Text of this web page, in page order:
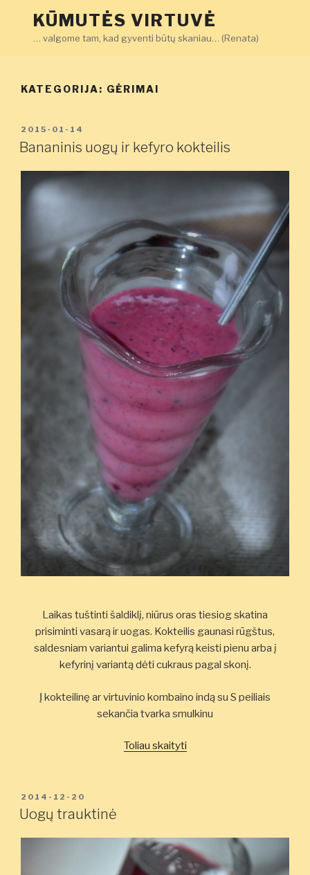
KŪMUTĖS VIRTUVĖ
… valgome tam, kad gyventi būtų skaniau… (Renata)
KATEGORIJA: GĖRIMAI
PASKELBTA
2015-01-14
Bananinis uogų ir kefyro kokteilis
Laikas tuštinti šaldiklį, niūrus oras tiesiog skatina
prisiminti vasarą ir uogas. Kokteilis gaunasi rūgštus,
saldesniam variantui galima kefyrą keisti pienu arba į
kefyrinį variantą dėti cukraus pagal skonį.
Į kokteilinę ar virtuvinio kombaino indą su S peiliais
sekančia tvarka smulkinu
Toliau skaityti„Bananinis
PASKELBTA
2014-12-20
Uogų trauktinė